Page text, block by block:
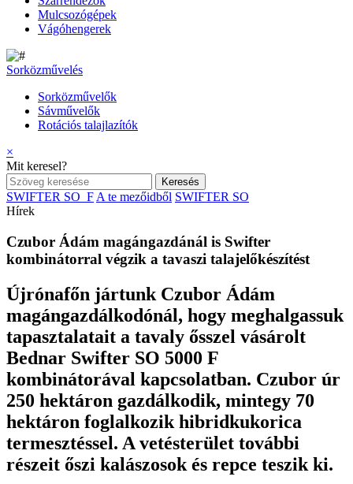
Mulcsozógépek
Vágóhengerek
Sorközművelés
Sorközművelők
Sávművelők
Rotációs talajlazítók
×
Mit keresel?
SWIFTER SO_F A te mezőidből SWIFTER SO
Hírek
Czubor Ádám magángazdánál is Swifter
kombinátorral végzik a tavaszi talajelőkészítést
Újrónafőn jártunk Czubor Ádám
magángazdálkodónál, hogy meghalgassuk
tapasztalatait a tavaly ősszel vásárolt
Bednar Swifter SO 5000 F
kombinátorával kapcsolatban. Czubor úr
250 hektáron gazdálkodik, mintegy 70
hektáron foglalkozik hibridkukorica
termesztéssel. A vetésterület további
részeit őszi kalászosok és repce teszik ki.